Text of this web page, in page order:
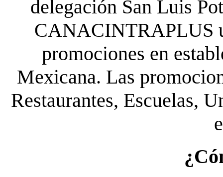
delegación San Luis
CANACINTRAPLUS
promociones en
Mexicana. Las
Restaurantes, Escuelas,